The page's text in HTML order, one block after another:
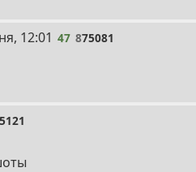
12:01 47 875081